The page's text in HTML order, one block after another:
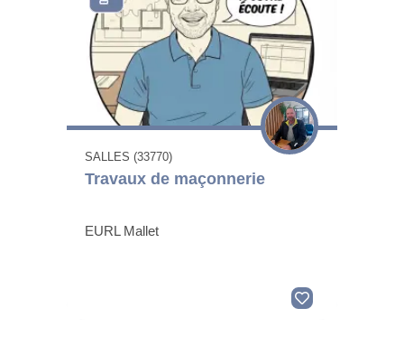
SALLES (33770)
Travaux de maçonnerie
EURL Mallet